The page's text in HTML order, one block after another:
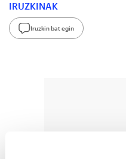
IRUZKINAK
Iruzkin bat egin